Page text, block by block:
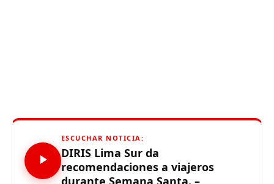
ESCUCHAR NOTICIA:
DIRIS Lima Sur da
recomendaciones a viajeros
durante Semana Santa. –